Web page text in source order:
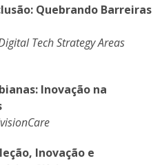
Quebrando Barreiras
Tech Strategy Areas
Inovação na
Inovação e